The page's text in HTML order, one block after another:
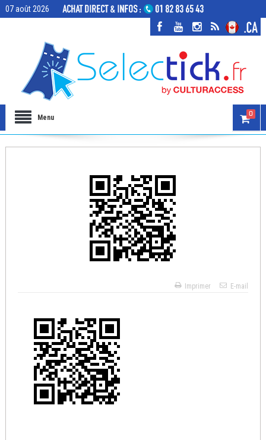
07 août 2026
Menu 0
Imprimer E-mail